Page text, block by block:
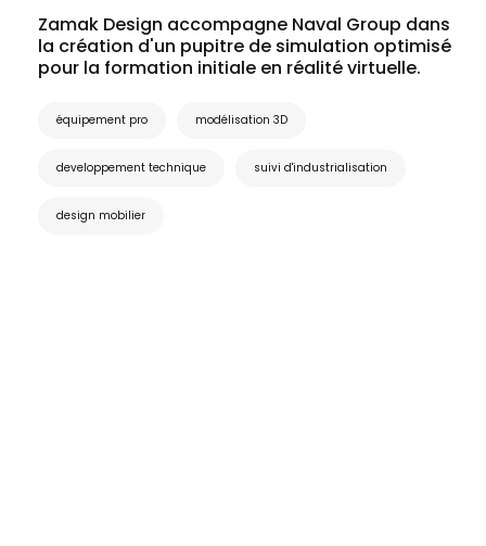
Zamak Design accompagne Naval Group dans
la création d'un pupitre de simulation optimisé
pour la formation initiale en réalité virtuelle.
équipement pro modélisation 3D
developpement technique suivi d'industrialisation
design mobilier